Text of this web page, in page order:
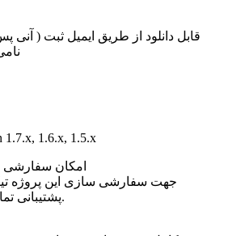
1.7.x, 1.6.x, 1.5.x
امکان سفارشی
جهت سفارشی سازی این پروژه
پشتیبانی تماس حاصل فرمایید.